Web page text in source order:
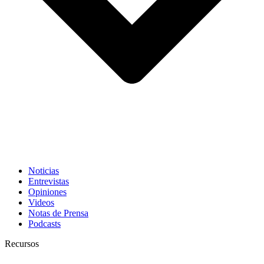
Noticias
Entrevistas
Opiniones
Videos
Notas de Prensa
Podcasts
Recursos